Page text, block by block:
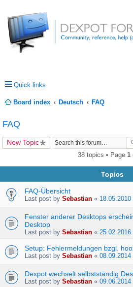
Quick links
Board index Deutsch
FAQ
FAQ
New Topic
38 topics • Page 1
Topics
FAQ-Übersicht
Last post by Sebastian «
Fenster anderer Desktops
Desktop
Last post by Sebastian « 25.02.2016
Setup: Fehlermeldungen bzgl.
Last post by Sebastian « 08.09.2014
Dexpot wechselt selbstständig
Last post by Sebastian « 09.06.2014